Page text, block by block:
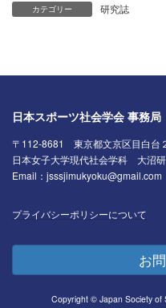
カテゴリー 研究誌
日本スポーツ社会学会 事務局
〒112-8681 東京都文京区目白台
日本女子大学現代社会学科 大沼
Email：jsssjimukyoku@gmail.com
プライバシーポリシーについて
お
Copyright © Japan Society of